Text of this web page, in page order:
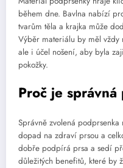
během dne. Bavlna nabízí
tvarům těla a krajka může
Výběr materiálu by měl vždy
ale i účel nošení, aby byla
pokožky.
Proč je
Správně zvolená
dopad na zdraví prsou a
dobře podpírá prsa a sedí
důležitých benefitů, které by